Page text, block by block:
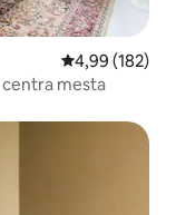
Priemerné
4,99 (182)
centra mesta